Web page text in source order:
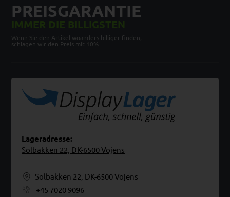
PREISGARANTIE
IMMER DIE BILLIGSTEN
Wenn Sie den Artikel woanders billiger finden,
schlagen wir den Preis mit 10%
Lageradresse:
Solbakken 22, DK-6500 Vojens
Solbakken 22, DK-6500 Vojens
+45 7020 9096